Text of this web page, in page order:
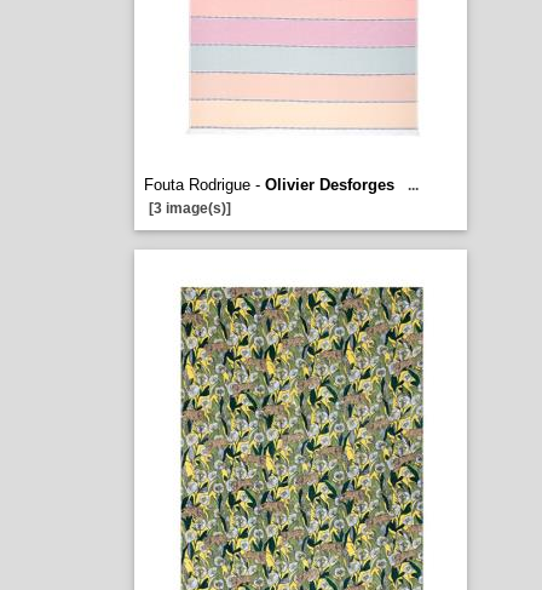
Fouta Rodrigue - Olivier Desforges
...
[3 image(s)]